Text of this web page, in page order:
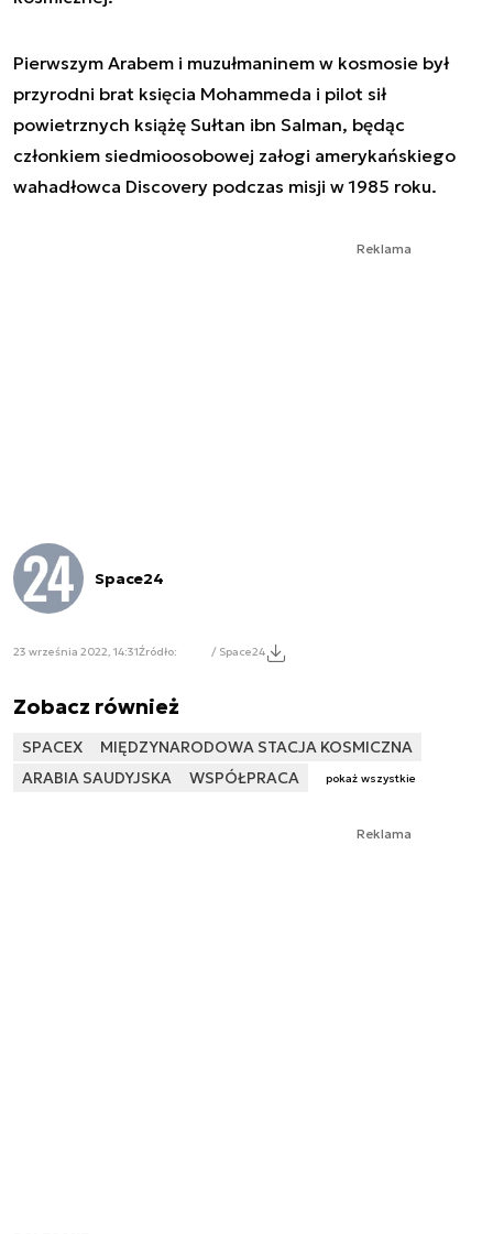
Pierwszym Arabem i muzułmaninem w kosmosie był
przyrodni brat księcia Mohammeda i pilot sił
powietrznych książę Sułtan ibn Salman, będąc
członkiem siedmioosobowej załogi amerykańskiego
wahadłowca Discovery podczas misji w 1985 roku.
Reklama
Space24
23 września 2022, 14:31Źródło: / Space24
Zobacz również
SPACEX
MIĘDZYNARODOWA STACJA KOSMICZNA
ARABIA SAUDYJSKA
WSPÓŁPRACA pokaż wszystkie
Reklama